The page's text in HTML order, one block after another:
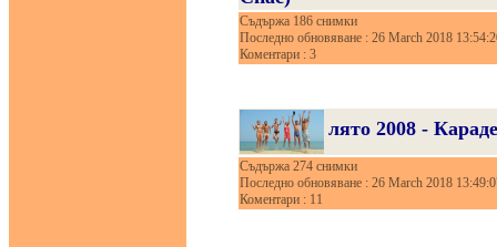
Съдържа 186 снимки
Последно обновяване : 26 March 2018
Коментари : 3
лято 2008 -
Съдържа 274 снимки
Последно обновяване : 26 March 2018
Коментари : 11